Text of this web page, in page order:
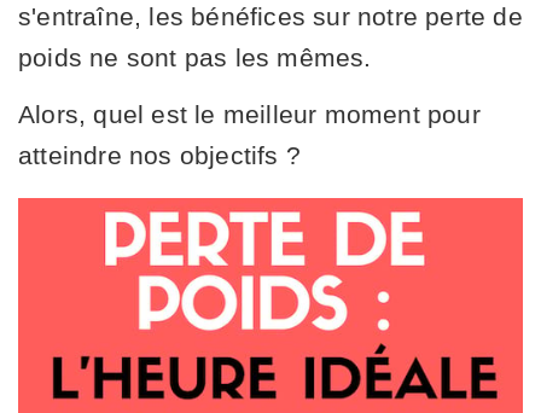
s'entraîne, les bénéfices sur notre perte de
poids ne sont pas les mêmes.
Alors, quel est le meilleur moment pour
atteindre nos objectifs ?